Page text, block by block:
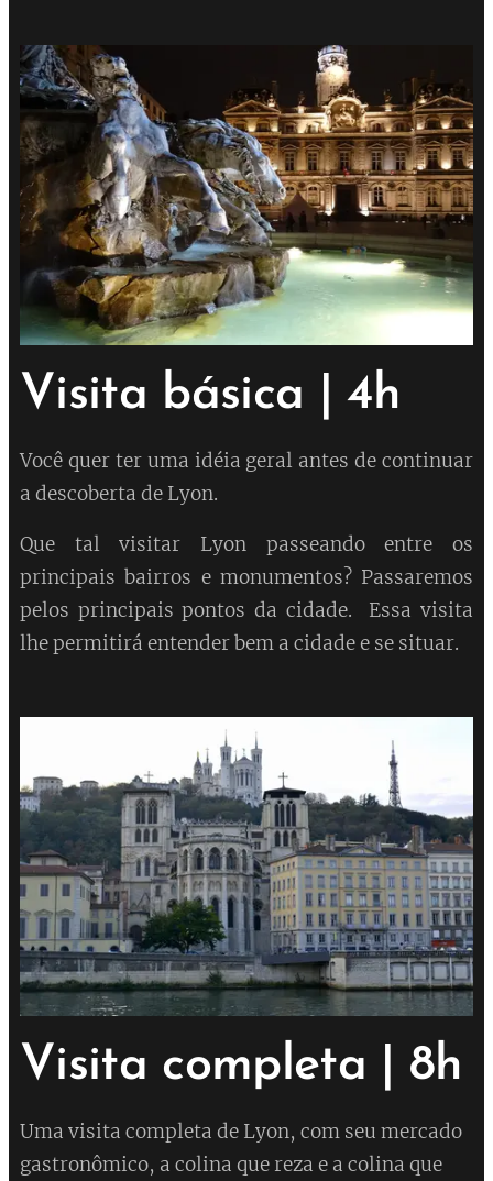
Visita básica | 4h
Você quer ter uma idéia geral antes de continuar
a descoberta de Lyon.
Que tal visitar Lyon passeando entre os
principais bairros e monumentos? Passaremos
pelos principais pontos da cidade. Essa visita
lhe permitirá entender bem a cidade e se situar.
Visita completa | 8h
Uma visita completa de Lyon, com seu mercado
gastronômico, a colina que reza e a colina que